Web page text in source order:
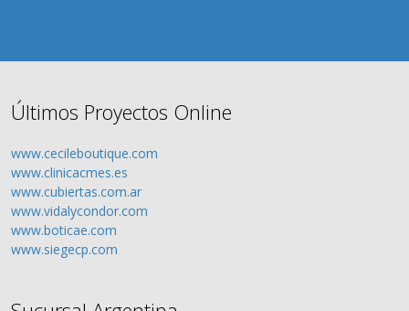
Últimos Proyectos Online
www.cecileboutique.com
www.clinicacmes.es
www.cubiertas.com.ar
www.vidalycondor.com
www.boticae.com
www.siegecp.com